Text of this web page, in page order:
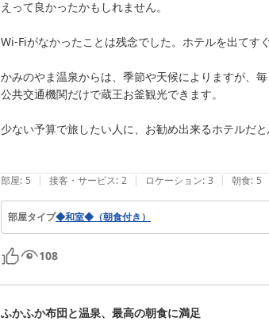
えって良かったかもしれません。
Wi-Fiがなかったことは残念でした。ホテルを出てす
かみのやま温泉からは、季節や天候によりますが、
公共交通機関だけで蔵王お釜観光できます。
少ない予算で旅したい人に、お勧め出来るホテルだと
部屋: 5 | 接客・サービス: 2 | ロケーション: 3 | 朝食: 5
部屋タイプ◆和室◆（朝食付き）
108
ふかふか布団と温泉、最高の朝食に満足